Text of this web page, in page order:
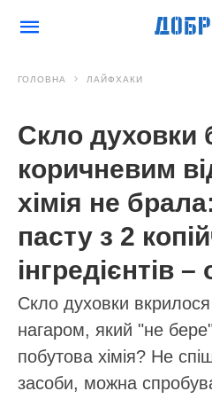
ГОЛОВНА ЛАЙФХАКИ
Скло духовки
коричневим
хімія не
пасту з 2
інгредієнтів
Скло духовки
нагаром, який "не
побутова хімія? Не
засоби, можна